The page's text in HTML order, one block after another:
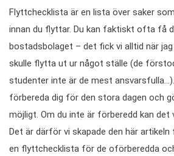
Flyttchecklista är en lista över saker
innan du flyttar. Du kan faktiskt ofta få
bostadsbolaget – det fick vi alltid när jag
skulle flytta ut ur något ställe (de
studenter inte är de mest
förbereda dig för den stora dagen och
möjligt. Om du inte är förberedd kan det
Det är därför vi skapade den här
en flyttchecklista för de oförberedda